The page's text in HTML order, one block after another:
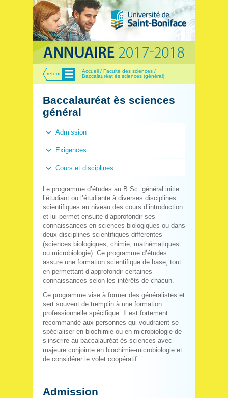
retour Menu
Accueil / Faculté des sciences /
Baccalauréat ès sciences (général)
Baccalauréat ès sciences
général
Admission
Exigences
Cours et disciplines
Le programme d’études au B.Sc. général initie
l’étudiant ou l’étudiante à diverses disciplines
scientifiques au niveau des cours d’introduction
et lui permet ensuite d’approfondir ses
connaissances en sciences biologiques ou dans
deux disciplines scientifiques différentes
(sciences biologiques, chimie, mathématiques
ou microbiologie). Ce programme d’études
assure une formation scientifique de base, tout
en permettant d’approfondir certaines
connaissances selon les intérêts de chacun.
Ce programme vise à former des généralistes et
sert souvent de tremplin à une formation
professionnelle spécifique. Il est fortement
recommandé aux personnes qui voudraient se
spécialiser en biochimie ou en microbiologie de
s’inscrire au baccalauréat ès sciences avec
majeure conjointe en biochimie-microbiologie et
de considérer le volet coopératif.
Admission